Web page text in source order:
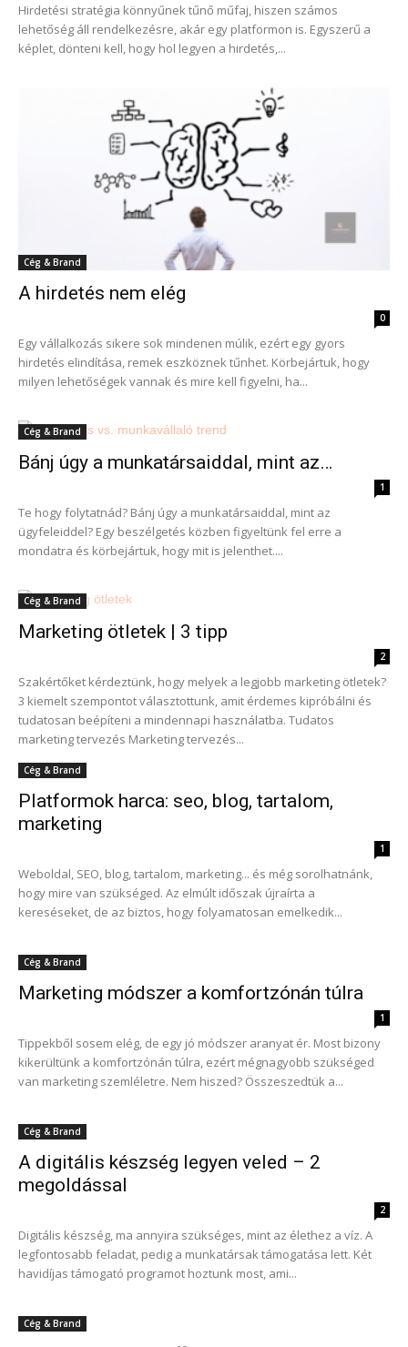
Hirdetési stratégia könnyűnek tűnő műfaj, hiszen számos
lehetőség áll rendelkezésre, akár egy platformon is. Egyszerű a
képlet, dönteni kell, hogy hol legyen a hirdetés,...
Cég & Brand
A hirdetés nem elég
0
Egy vállalkozás sikere sok mindenen múlik, ezért egy gyors
hirdetés elindítása, remek eszköznek tűnhet. Körbejártuk, hogy
milyen lehetőségek vannak és mire kell figyelni, ha...
Cég & Brand
Bánj úgy a munkatársaiddal, mint az…
1
Te hogy folytatnád? Bánj úgy a munkatársaiddal, mint az
ügyfeleiddel? Egy beszélgetés közben figyeltünk fel erre a
mondatra és körbejártuk, hogy mit is jelenthet....
Cég & Brand
Marketing ötletek | 3 tipp
2
Szakértőket kérdeztünk, hogy melyek a legjobb marketing ötletek?
3 kiemelt szempontot választottunk, amit érdemes kipróbálni és
tudatosan beépíteni a mindennapi használatba. Tudatos
marketing tervezés Marketing tervezés...
Cég & Brand
Platformok harca: seo, blog, tartalom,
marketing
1
Weboldal, SEO, blog, tartalom, marketing... és még sorolhatnánk,
hogy mire van szükséged. Az elmúlt időszak újraírta a
kereséseket, de az biztos, hogy folyamatosan emelkedik...
Cég & Brand
Marketing módszer a komfortzónán túlra
1
Tippekből sosem elég, de egy jó módszer aranyat ér. Most bizony
kikerültünk a komfortzónán túlra, ezért mégnagyobb szükséged
van marketing szemléletre. Nem hiszed? Összeszedtük a...
Cég & Brand
A digitális készség legyen veled – 2
megoldással
2
Digitális készség, ma annyira szükséges, mint az élethez a víz. A
legfontosabb feladat, pedig a munkatársak támogatása lett. Két
havidíjas támogató programot hoztunk most, ami...
Cég & Brand